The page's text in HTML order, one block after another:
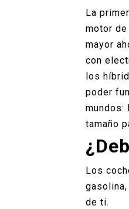
La
motor
mayor
con
los
poder
mundos:
tamaño
Los
de ti.